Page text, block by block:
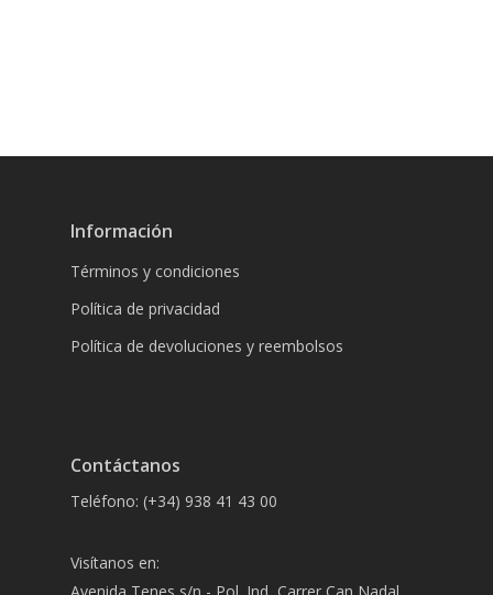
Información
Términos y condiciones
Política de privacidad
Política de devoluciones y reembolsos
Contáctanos
Teléfono: (+34) 938 41 43 00
Visítanos en: